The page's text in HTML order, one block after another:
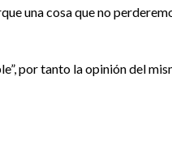
una cosa que no
por tanto la opinión del